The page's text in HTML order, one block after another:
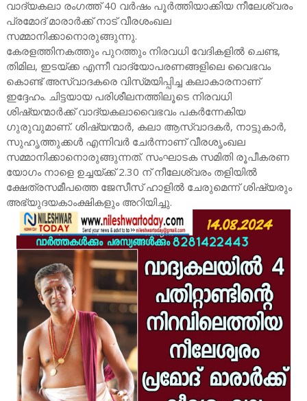
വാദ്യകലാ രംഗത്ത്‌ 40 വര്‍ഷം പൂര്‍ത്തിയാക്കിയ നീലേശ്വരം
പ്രമോദ്‌ മാരാര്‍ക്ക്‌ നാട്‌ വീരശംഖല
സമ്മാനിക്കാനൊരുങ്ങുന്നു.
കേരളത്തിനകത്തും പുറത്തും നിരവധി വേദികളില്‍ ചെണ്ട,
തിമില, ഇടയ്‌ക്ക എന്നീ വാദ്യോപരണങ്ങളിലെ വൈഭവം
കൊണ്ട്‌ അസ്വാദകരെ വിസ്‌മയിപ്പിച്ച കലാകാരനാണ്‌
ഇദ്ദേഹം. ചിട്ടയായ പരിശീലനത്തിലൂടെ നിരവധി
ശിഷ്യന്മാര്‍ക്ക്‌ വാദ്യകലാവൈഭവം പകര്‍ന്നേകിയ
ഗുരുവുമാണ്‌. ശിഷ്യന്മാര്‍, കലാ ആസ്വാദകര്‍, നാട്ടുകാര്‍,
സുഹൃത്തുക്കള്‍ എന്നിവര്‍ ചേര്‍ന്നാണ്‌ വീരശൃംഖല
സമ്മാനിക്കാനൊരുങ്ങുന്നത്‌. സംഘാടക സമിതി രൂപീകരണ
യോഗം നാളെ ഉച്ചയ്‌ക്ക്‌ 2.30 ന്‌ നീലേശ്വരം തളിയില്‍
ക്ഷേത്രസമീപത്തെ ജേസീസ്‌ ഹാളില്‍ ചേരുമെന്ന്‌ ശിഷ്യരും
അഭ്യുദയകാംക്ഷികളും അറിയിച്ചു.